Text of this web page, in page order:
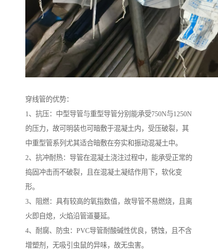
穿线管的优势：
1、抗压：中型导管与重型导管分别能承受750N与1250N
的压力，故可明装也可暗敷于混凝土内，受压破裂，其
中重型管系列尤其适合暗敷在夯实和振动混凝土中。
2、抗冲耐热：导管在混凝土浇注过程中，能承受正常的
捣固冲击而不破裂，且在混凝土凝结作用下，软化变
形。
3、阻燃：具有较高的氧指数值，故导管不易燃烧，且离
火即自熄，火焰沿管道蔓延。
4、耐腐、防虫：PVC导管耐酸碱性优良，锈蚀，且不含
增塑剂，无吸引虫鼠的异味，故无虫害。